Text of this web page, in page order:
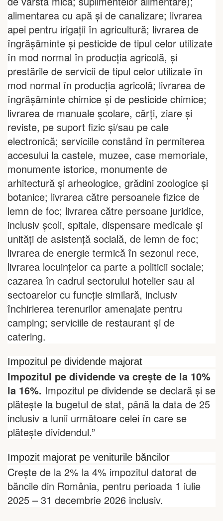
alimentarea cu apă şi de canalizare; livrarea
apei pentru irigaţii în agricultură; livrarea de
îngrăşăminte şi pesticide de tipul celor utilizate
în mod normal în producţia agricolă, şi
prestările de servicii de tipul celor utilizate în
mod normal în producţia agricolă; livrarea de
îngrăşăminte chimice şi de pesticide chimice;
livrarea de manuale şcolare, cărţi, ziare şi
reviste, pe suport fizic şi/sau pe cale
electronică; serviciile constând în permiterea
accesului la castele, muzee, case memoriale,
monumente istorice, monumente de
arhitectură şi arheologice, grădini zoologice şi
botanice; livrarea către persoanele fizice de
lemn de foc; livrarea către persoane juridice,
inclusiv şcoli, spitale, dispensare medicale şi
unităţi de asistenţă socială, de lemn de foc;
livrarea de energie termică în sezonul rece,
livrarea locuinţelor ca parte a politicii sociale;
cazarea în cadrul sectorului hotelier sau al
sectoarelor cu funcţie similară, inclusiv
închirierea terenurilor amenajate pentru
camping; serviciile de restaurant şi de
catering.
Impozitul pe dividende majorat
Impozitul pe dividende va crește de la 10%
la 16%. Impozitul pe dividende se declară și se
plătește la bugetul de stat, până la data de 25
inclusiv a lunii următoare celei în care se
plătește dividendul.”
Impozit majorat pe veniturile băncilor
Crește de la 2% la 4% impozitul datorat de
băncile din România, pentru perioada 1 iulie
2025 – 31 decembrie 2026 inclusiv.